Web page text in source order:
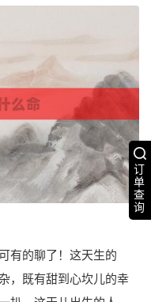
订
单
查
询
有的聊了！这天生的
，既有甜到心坎儿的幸